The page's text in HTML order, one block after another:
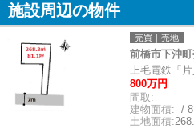
施設周辺の物件
売買｜売地
前橋市下沖
上毛電鉄「
800万円
間取:-
建物面積:- /
土地面積: